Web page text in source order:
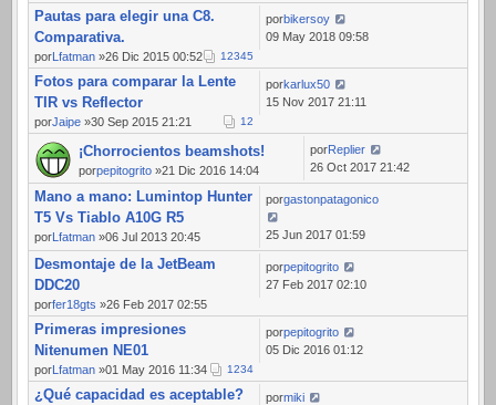
Pautas para elegir una C8.
Comparativa.
porLfatman »26 Dic 2015 00:52 12345
porbikersoy
09 May 2018 09:58
Fotos para comparar la Lente
TIR vs Reflector
porJaipe »30 Sep 2015 21:21 12
porkarlux50
15 Nov 2017 21:11
¡Chorrocientos beamshots!
porpepitogrito »21 Dic 2016 14:04
porReplier
26 Oct 2017 21:42
Mano a mano: Lumintop Hunter
T5 Vs Tiablo A10G R5
porLfatman »06 Jul 2013 20:45
porgastonpatagonico
25 Jun 2017 01:59
Desmontaje de la JetBeam
DDC20
porfer18gts »26 Feb 2017 02:55
porpepitogrito
27 Feb 2017 02:10
Primeras impresiones
Nitenumen NE01
porLfatman »01 May 2016 11:34 1234
porpepitogrito
05 Dic 2016 01:12
¿Qué capacidad es aceptable? pormiki